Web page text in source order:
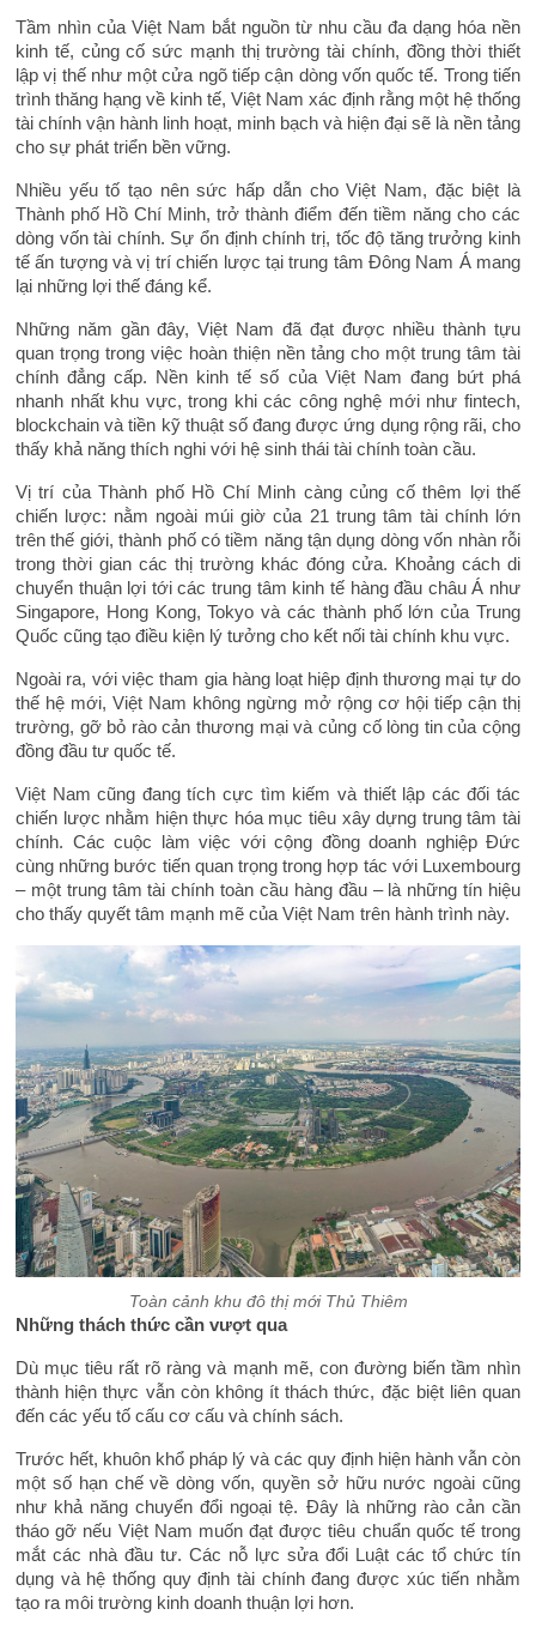
Tầm nhìn của Việt Nam bắt nguồn từ nhu cầu đa dạng hóa nền
kinh tế, củng cố sức mạnh thị trường tài chính, đồng thời thiết
lập vị thế như một cửa ngõ tiếp cận dòng vốn quốc tế. Trong tiến
trình thăng hạng về kinh tế, Việt Nam xác định rằng một hệ thống
tài chính vận hành linh hoạt, minh bạch và hiện đại sẽ là nền tảng
cho sự phát triển bền vững.
Nhiều yếu tố tạo nên sức hấp dẫn cho Việt Nam, đặc biệt là
Thành phố Hồ Chí Minh, trở thành điểm đến tiềm năng cho các
dòng vốn tài chính. Sự ổn định chính trị, tốc độ tăng trưởng kinh
tế ấn tượng và vị trí chiến lược tại trung tâm Đông Nam Á mang
lại những lợi thế đáng kể.
Những năm gần đây, Việt Nam đã đạt được nhiều thành tựu
quan trọng trong việc hoàn thiện nền tảng cho một trung tâm tài
chính đẳng cấp. Nền kinh tế số của Việt Nam đang bứt phá
nhanh nhất khu vực, trong khi các công nghệ mới như fintech,
blockchain và tiền kỹ thuật số đang được ứng dụng rộng rãi, cho
thấy khả năng thích nghi với hệ sinh thái tài chính toàn cầu.
Vị trí của Thành phố Hồ Chí Minh càng củng cố thêm lợi thế
chiến lược: nằm ngoài múi giờ của 21 trung tâm tài chính lớn
trên thế giới, thành phố có tiềm năng tận dụng dòng vốn nhàn rỗi
trong thời gian các thị trường khác đóng cửa. Khoảng cách di
chuyển thuận lợi tới các trung tâm kinh tế hàng đầu châu Á như
Singapore, Hong Kong, Tokyo và các thành phố lớn của Trung
Quốc cũng tạo điều kiện lý tưởng cho kết nối tài chính khu vực.
Ngoài ra, với việc tham gia hàng loạt hiệp định thương mại tự do
thế hệ mới, Việt Nam không ngừng mở rộng cơ hội tiếp cận thị
trường, gỡ bỏ rào cản thương mại và củng cố lòng tin của cộng
đồng đầu tư quốc tế.
Việt Nam cũng đang tích cực tìm kiếm và thiết lập các đối tác
chiến lược nhằm hiện thực hóa mục tiêu xây dựng trung tâm tài
chính. Các cuộc làm việc với cộng đồng doanh nghiệp Đức
cùng những bước tiến quan trọng trong hợp tác với Luxembourg
– một trung tâm tài chính toàn cầu hàng đầu – là những tín hiệu
cho thấy quyết tâm mạnh mẽ của Việt Nam trên hành trình này.
Toàn cảnh khu đô thị mới Thủ Thiêm
Những thách thức cần vượt qua
Dù mục tiêu rất rõ ràng và mạnh mẽ, con đường biến tầm nhìn
thành hiện thực vẫn còn không ít thách thức, đặc biệt liên quan
đến các yếu tố cấu cơ cấu và chính sách.
Trước hết, khuôn khổ pháp lý và các quy định hiện hành vẫn còn
một số hạn chế về dòng vốn, quyền sở hữu nước ngoài cũng
như khả năng chuyển đổi ngoại tệ. Đây là những rào cản cần
tháo gỡ nếu Việt Nam muốn đạt được tiêu chuẩn quốc tế trong
mắt các nhà đầu tư. Các nỗ lực sửa đổi Luật các tổ chức tín
dụng và hệ thống quy định tài chính đang được xúc tiến nhằm
tạo ra môi trường kinh doanh thuận lợi hơn.